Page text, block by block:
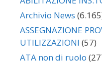
Archivio News
ASSEGNAZIONE
UTILIZZAZIONI (57)
ATA non di ruolo